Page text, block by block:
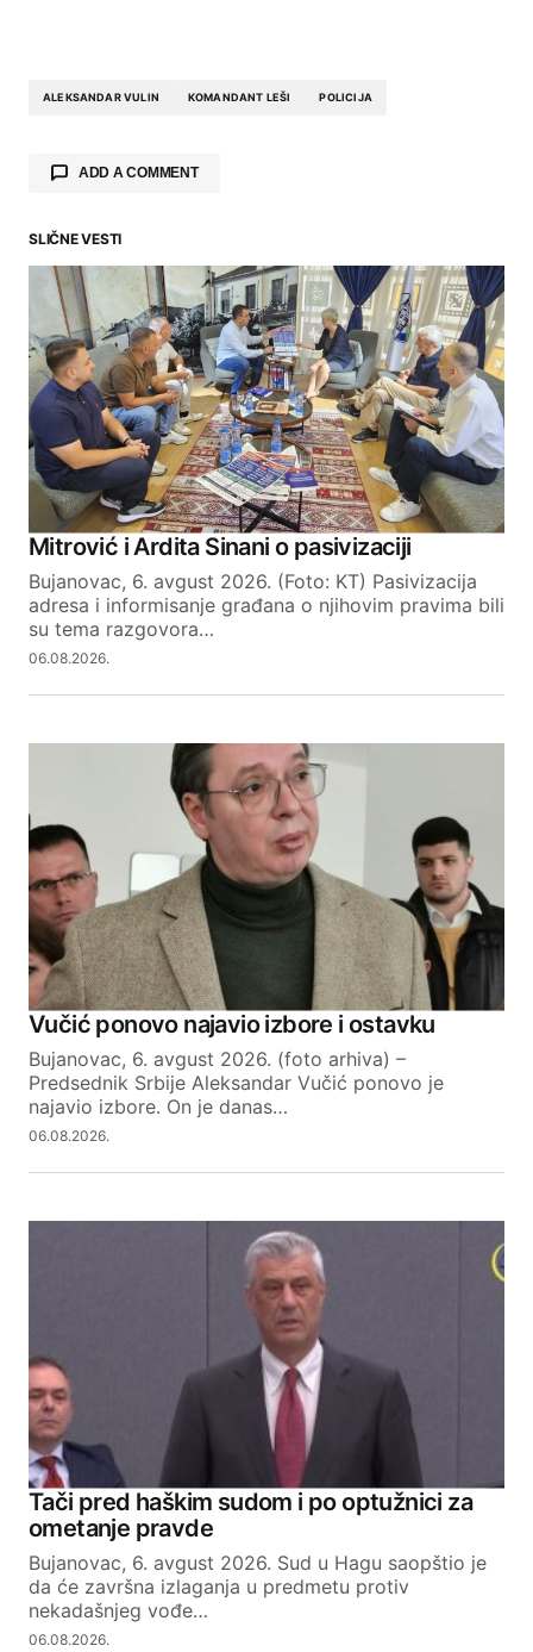
ALEKSANDAR VULIN KOMANDANT LEŠI POLICIJA
ADD A COMMENT
Your email address will not be published.
Required fields are marked *
Comment*
Your Name
Your E-mail
SLIČNE VESTI
Mitrović i Ardita Sinani o pasivizaciji
Bujanovac, 6. avgust 2026. (Foto: KT) Pasivizacija
adresa i informisanje građana o njihovim pravima bili
su tema razgovora…
06.08.2026.
Vučić ponovo najavio izbore i ostavku
Bujanovac, 6. avgust 2026. (foto arhiva) –
Predsednik Srbije Aleksandar Vučić ponovo je
najavio izbore. On je danas…
06.08.2026.
Tači pred haškim sudom i po optužnici za
ometanje pravde
Bujanovac, 6. avgust 2026. Sud u Hagu saopštio je
da će završna izlaganja u predmetu protiv
nekadašnjeg vođe…
06.08.2026.